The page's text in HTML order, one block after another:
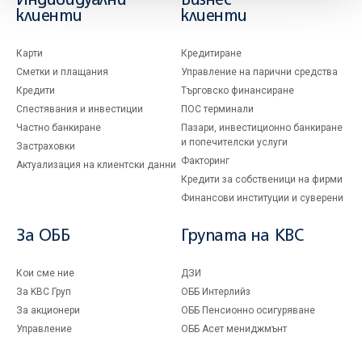
клиенти
Карти
Сметки и плащания
Кредити
Спестявания и инвестиции
Частно банкиране
Застраховки
Актуализация на клиентски данни
клиенти
Кредитиране
Управление на парични средства
Търговско финансиране
ПОС терминали
Пазари, инвестиционно банкиране
и попечителски услуги
Факторинг
Кредити за собственици на фирми
Финансови институции и суверени
За ОББ
Кои сме ние
За KBC Груп
За акционери
Управление
Групата на KBC
ДЗИ
ОББ Интерлийз
ОББ Пенсионно осигуряване
ОББ Асет мениджмънт